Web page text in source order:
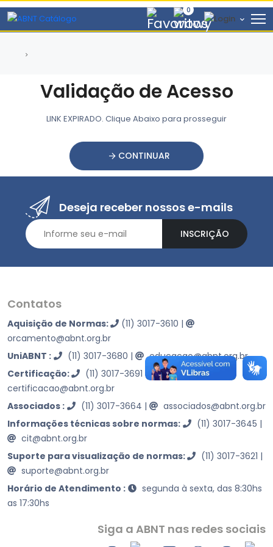
0
Validação de Acesso
LINK EXPIRADO. Clique Abaixo para prosseguir
CONTINUAR
Deseja receber nossos e-mails
INSCRIÇÃO
Contatos
Aquisição de Normas: (11) 3017-3610 |
orcamento@abnt.org.br
UniABNT :
(11) 3017-3680 |
educacao@abnt.org.br
Certificação:
(11) 3017-3691 |
certificacao@abnt.org.br
Associados :
(11) 3017-3664 |
associados@abnt.org.br
Informações técnicas sobre normas:
(11) 3017-3645 |
cit@abnt.org.br
Suporte para visualização de normas:
(11) 3017-3621 |
suporte@abnt.org.br
Horário de Atendimento :
segunda à sexta, das 8:30hs
as 17:30hs
Siga a ABNT nas redes sociais